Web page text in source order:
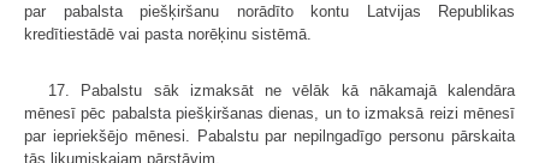
par pabalsta piešķiršanu norādīto kontu Latvijas Republikas
kredītiestādē vai pasta norēķinu sistēmā.
17. Pabalstu sāk izmaksāt ne vēlāk kā nākamajā kalendāra
mēnesī pēc pabalsta piešķiršanas dienas, un to izmaksā reizi mēnesī
par iepriekšējo mēnesi. Pabalstu par nepilngadīgo personu pārskaita
tās likumiskajam pārstāvim.